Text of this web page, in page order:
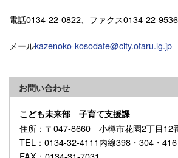
電話0134-22-0822、ファクス0134-22-9536
メールkazenoko-kosodate@city.otaru.lg.jp
お問い合わせ
こども未来部 子育て支援課
住所 ：〒047-8660 小樽市花園2丁目12
TEL ：0134-32-4111内線398・304・